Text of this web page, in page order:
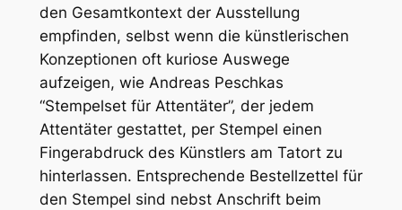
den Gesamtkontext der Ausstellung
empfinden, selbst wenn die künstlerischen
Konzeptionen oft kuriose Auswege
aufzeigen, wie Andreas Peschkas
“Stempelset für Attentäter”, der jedem
Attentäter gestattet, per Stempel einen
Fingerabdruck des Künstlers am Tatort zu
hinterlassen. Entsprechende Bestellzettel für
den Stempel sind nebst Anschrift beim